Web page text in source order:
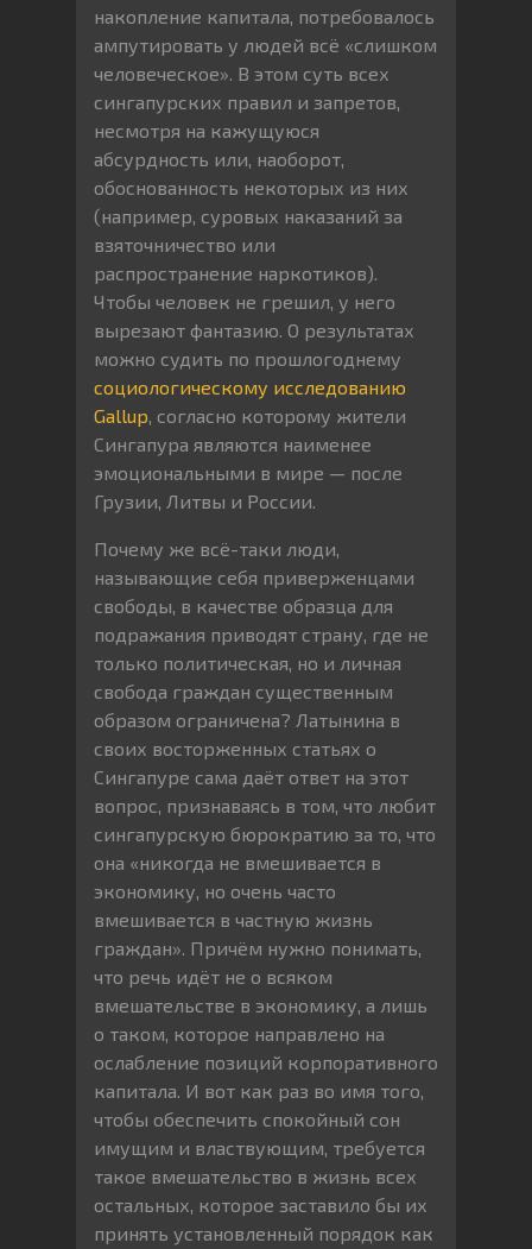
накопление капитала, потребовалось
ампутировать у людей всё «слишком
человеческое». В этом суть всех
сингапурских правил и запретов,
несмотря на кажущуюся
абсурдность или, наоборот,
обоснованность некоторых из них
(например, суровых наказаний за
взяточничество или
распространение наркотиков).
Чтобы человек не грешил, у него
вырезают фантазию. О результатах
можно судить по прошлогоднему
социологическому исследованию
Gallup, согласно которому жители
Сингапура являются наименее
эмоциональными в мире — после
Грузии, Литвы и России.
Почему же всё-таки люди,
называющие себя приверженцами
свободы, в качестве образца для
подражания приводят страну, где не
только политическая, но и личная
свобода граждан существенным
образом ограничена? Латынина в
своих восторженных статьях о
Сингапуре сама даёт ответ на этот
вопрос, признаваясь в том, что любит
сингапурскую бюрократию за то, что
она «никогда не вмешивается в
экономику, но очень часто
вмешивается в частную жизнь
граждан». Причём нужно понимать,
что речь идёт не о всяком
вмешательстве в экономику, а лишь
о таком, которое направлено на
ослабление позиций корпоративного
капитала. И вот как раз во имя того,
чтобы обеспечить спокойный сон
имущим и властвующим, требуется
такое вмешательство в жизнь всех
остальных, которое заставило бы их
принять установленный порядок как